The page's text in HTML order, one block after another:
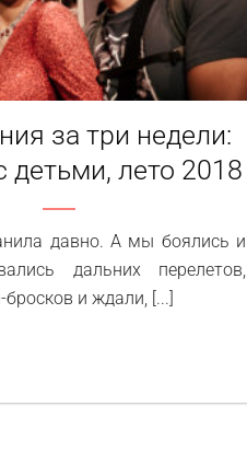
за три недели:
детьми, лето 2018
давно. А мы боялись и
дальних перелетов,
и ждали, [...]